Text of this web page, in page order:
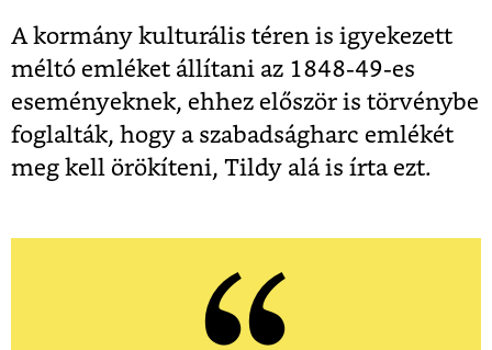
A kormány kulturális téren is igyekezett
méltó emléket állítani az 1848-49-es
eseményeknek, ehhez először is törvénybe
foglalták, hogy a szabadságharc emlékét
meg kell örökíteni, Tildy alá is írta ezt.